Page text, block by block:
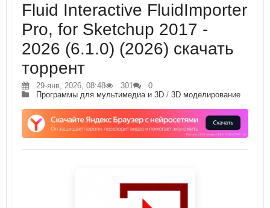
Fluid Interactive FluidImporter
Pro, for Sketchup 2017 -
2026 (6.1.0) (2026) скачать
торрент
29-янв, 2026, 08:48 301
0
Программы для мультимедиа и 3D / 3D моделирование